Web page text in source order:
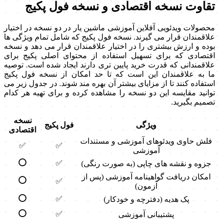
تقاوت نسخه اقتصادی و نسخه فول پکیج
محصولات ویدئویی آفلاین آموزشی ماشین یار در دو نسخه در اختیار
علاقمندان قرار می گیرند. نسخه فول پکیج که شامل تمام ویژگی ها
بوده و ارزش بیشتری را در اختیار علاقمندان قرار می دهد و نسخه
اقتصادی که برای تسهیل استفاده از محتوای اصلی پکیج برای
علاقمندانی که قدرت خرید پایین تری دارند ایجاد شده است. توصیه
ما به علاقمندان این است که تا حد امکان از نسخه فول پکیج
استفاده کنند تا از مزایای بیشتر آن بهره مند شوند. در جدول زیر می
توانید مقایسه این دو نسخه را مشاهده کرده و برای تهیه هر کدام
تصمیم بگیرید.
ویژگی فول پکیج
نسخه
اقتصادی
فلش حاوی ویدئوهای آموزشی و مستندات
آموزشی
✅
✅
جزوه و نقشه های چاپی (به صورت رنگی) ✅
⭕
امکان دریافت گواهینامه آموزشی (پس از
آزمون)
✅
⭕
پک هدیه (دفترچه و خودکار) ✅
⭕
پشتیبانی آموزشی
✅
⭕